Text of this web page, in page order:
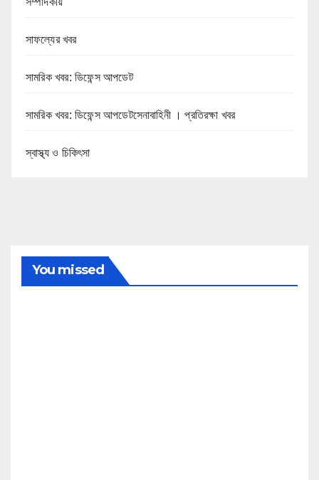
সাফল্যের খবর
সামরিক খবর: ডিফেন্স আপডেট
সামরিক খবর: ডিফেন্স আপডেটসেনাবাহিনী । প্রতিরক্ষা খবর
স্বাস্থ্য ও চিকিৎসা
You missed